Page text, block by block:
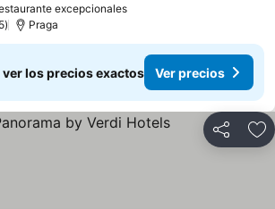
excepcionales
Praga
los precios exactos Ver precios
Compartir